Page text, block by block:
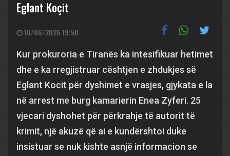
Eglant Koçit
10/06/2026 19:50
Kur prokuroria e Tiranës ka intesifikuar hetimet
dhe e ka rregjistruar cështjen e zhdukjes së
Eglant Kocit për dyshimet e vrasjes, gjykata e la
në arrest me burg kamarierin Enea Zyferi. 25
vjecari dyshohet për përkrahje të autorit të
krimit, një akuzë që ai e kundërshtoi duke
insistuar se nuk kishte asnjë informacion se